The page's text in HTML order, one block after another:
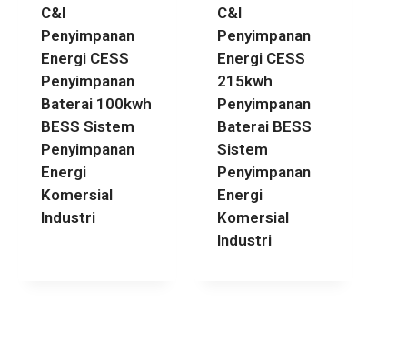
C&I
Penyimpanan
Energi CESS
Penyimpanan
Baterai 100kwh
BESS Sistem
Penyimpanan
Energi
Komersial
Industri
C&I
Penyimpanan
Energi CESS
215kwh
Penyimpanan
Baterai BESS
Sistem
Penyimpanan
Energi
Komersial
Industri